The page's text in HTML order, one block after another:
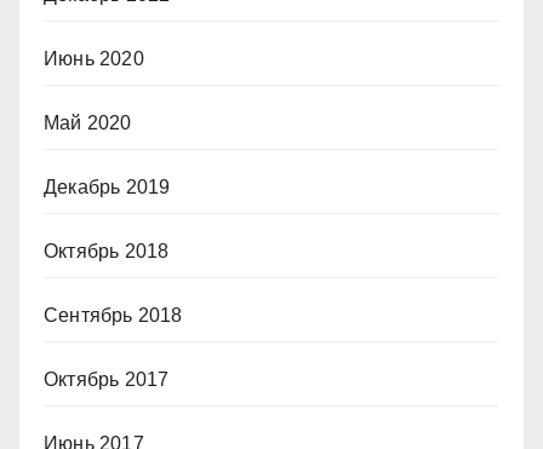
Июнь 2020
Май 2020
Декабрь 2019
Октябрь 2018
Сентябрь 2018
Октябрь 2017
Июнь 2017